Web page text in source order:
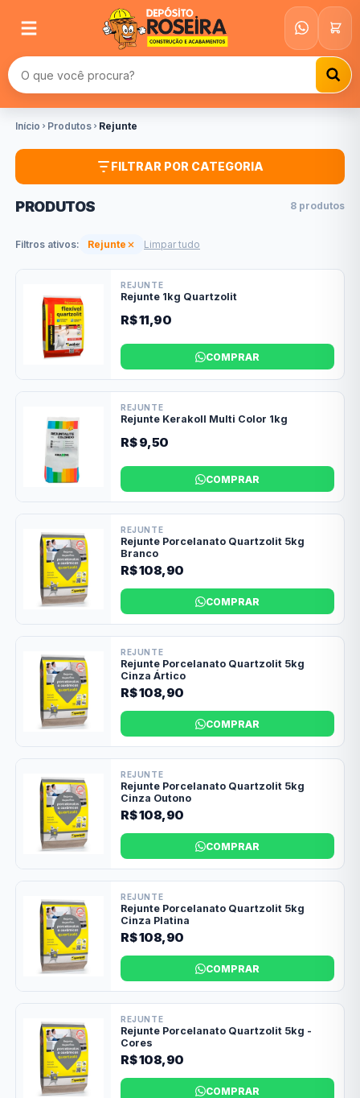
Buscar produtos
Início Produtos Rejunte
FILTRAR POR CATEGORIA
PRODUTOS 8 produtos
Filtros ativos: Rejunte Limpar tudo
REJUNTE
Rejunte 1kg Quartzolit
R$ 11,90
COMPRAR
REJUNTE
Rejunte Kerakoll Multi Color 1kg
R$ 9,50
COMPRAR
REJUNTE
Rejunte Porcelanato Quartzolit 5kg
Branco
R$ 108,90
COMPRAR
REJUNTE
Rejunte Porcelanato Quartzolit 5kg
Cinza Ártico
R$ 108,90
COMPRAR
REJUNTE
Rejunte Porcelanato Quartzolit 5kg
Cinza Outono
R$ 108,90
COMPRAR
REJUNTE
Rejunte Porcelanato Quartzolit 5kg
Cinza Platina
R$ 108,90
COMPRAR
REJUNTE
Rejunte Porcelanato Quartzolit 5kg -
Cores
R$ 108,90
COMPRAR